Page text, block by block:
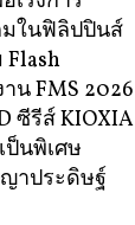
มในฟิลิปปินส์
น FMS 2026
ซีรีส์ KIOXIA
ป็นพิเศษ
าประดิษฐ์